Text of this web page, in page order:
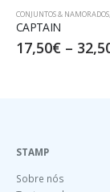
,FAMÍLIA
32,50€
STAMP
Sobre nós